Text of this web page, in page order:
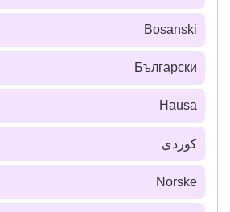
Bosanski
Български
Hausa
كوردی
Norske